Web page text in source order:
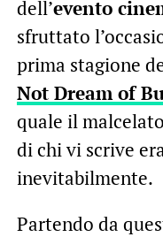
dell’evento
sfruttato
prima stagione
Not Dream of
quale il
di chi vi scrive
inevitabilmente.
Partendo da